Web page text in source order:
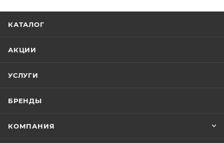
КАТАЛОГ
АКЦИИ
УСЛУГИ
БРЕНДЫ
КОМПАНИЯ